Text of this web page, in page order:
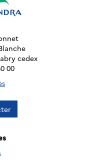
cedex
00